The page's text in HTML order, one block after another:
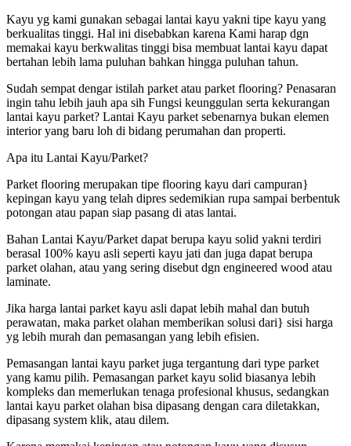
Kayu yg kami gunakan sebagai lantai kayu yakni tipe kayu yang
berkualitas tinggi. Hal ini disebabkan karena Kami harap dgn
memakai kayu berkwalitas tinggi bisa membuat lantai kayu dapat
bertahan lebih lama puluhan bahkan hingga puluhan tahun.
Sudah sempat dengar istilah parket atau parket flooring? Penasaran
ingin tahu lebih jauh apa sih Fungsi keunggulan serta kekurangan
lantai kayu parket? Lantai Kayu parket sebenarnya bukan elemen
interior yang baru loh di bidang perumahan dan properti.
Apa itu Lantai Kayu/Parket?
Parket flooring merupakan tipe flooring kayu dari campuran}
kepingan kayu yang telah dipres sedemikian rupa sampai berbentuk
potongan atau papan siap pasang di atas lantai.
Bahan Lantai Kayu/Parket dapat berupa kayu solid yakni terdiri
berasal 100% kayu asli seperti kayu jati dan juga dapat berupa
parket olahan, atau yang sering disebut dgn engineered wood atau
laminate.
Jika harga lantai parket kayu asli dapat lebih mahal dan butuh
perawatan, maka parket olahan memberikan solusi dari} sisi harga
yg lebih murah dan pemasangan yang lebih efisien.
Pemasangan lantai kayu parket juga tergantung dari type parket
yang kamu pilih. Pemasangan parket kayu solid biasanya lebih
kompleks dan memerlukan tenaga profesional khusus, sedangkan
lantai kayu parket olahan bisa dipasang dengan cara diletakkan,
dipasang system klik, atau dilem.